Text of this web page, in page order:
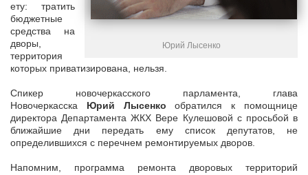
Юрий Лысенко
ету: тратить
бюджетные
средства на
дворы,
территория
которых приватизирована, нельзя.
Спикер новочеркасского парламента, глава
Новочеркасска Юрий Лысенко обратился к помощнице
директора Департамента ЖКХ Вере Кулешовой с просьбой в
ближайшие дни передать ему список депутатов, не
определившихся с перечнем ремонтируемых дворов.
Напомним, программа ремонта дворовых территорий